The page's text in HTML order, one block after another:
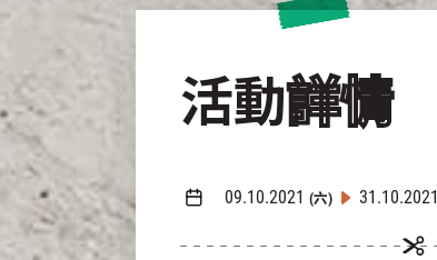
活動詳情
09.10.2021 (六) 31.10.2021